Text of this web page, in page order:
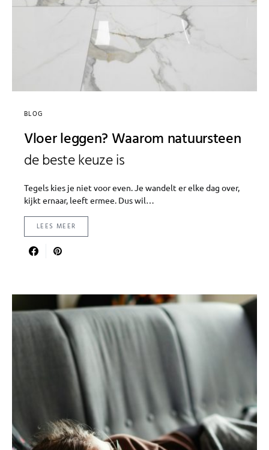
BLOG
Vloer leggen? Waarom natuursteen
de beste keuze is
Tegels kies je niet voor even. Je wandelt er elke dag over,
kijkt ernaar, leeft ermee. Dus wil…
LEES MEER